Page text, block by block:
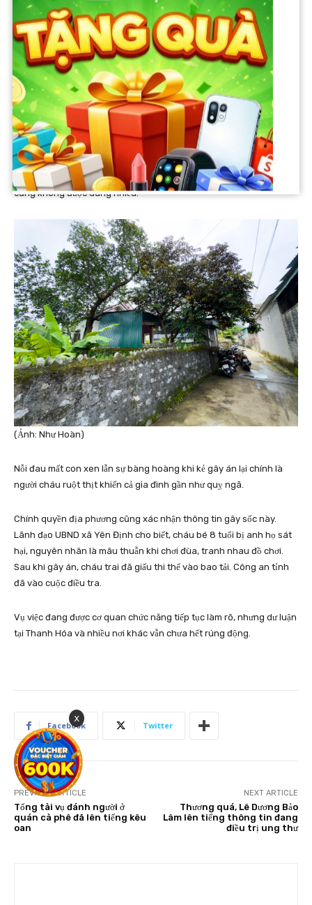
Trong mắt anh, nghi phạm không phải là kẻ xa lạ mà chính là đứa
cháu trong nhà. Người cha cay đắng thừa nhận, trước nay V. không
hề có biểu hiện bất thường: “Cháu không có dấu hiệu bạo lực hay
thần kinh. Có điện thoại bố mẹ bên Đài Loan mua để liên lạc nhưng
cũng không được dùng nhiều.”
(Ảnh: Như Hoàn)
Nỗi đau mất con xen lẫn sự bàng hoàng khi kẻ gây án lại chính là
người cháu ruột thịt khiến cả gia đình gần như quỵ ngã.
Chính quyền địa phương cũng xác nhận thông tin gây sốc này.
Lãnh đạo UBND xã Yên Định cho biết, cháu bé 8 tuổi bị anh họ sát
hại, nguyên nhân là mâu thuẫn khi chơi đùa, tranh nhau đồ chơi.
Sau khi gây án, cháu trai đã giấu thi thể vào bao tải. Công an tỉnh
đã vào cuộc điều tra.
Vụ việc đang được cơ quan chức năng tiếp tục làm rõ, nhưng dư luận
tại Thanh Hóa và nhiều nơi khác vẫn chưa hết rúng động.
Facebook Twitter
PREVIOUS ARTICLE
Tổng tài vụ đánh người ở
quán cà phê đã lên tiếng kêu
oan
NEXT ARTICLE
Thương quá, Lê Dương Bảo
Lâm lên tiếng thông tin đang
điều trị ung thư
x